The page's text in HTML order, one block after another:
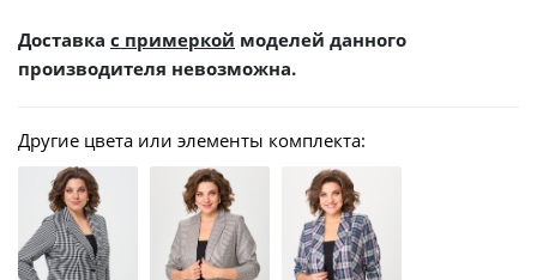
Доставка с примеркой моделей данного
производителя невозможна.
Другие цвета или элементы комплекта: